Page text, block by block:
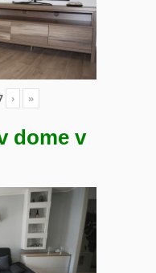
› »
dome v